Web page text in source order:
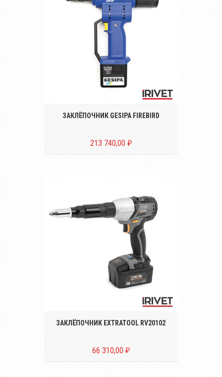
Аккумуляторный инструмент для
установки резьбовых заклёпок размером
ЗАКЛЁПОЧНИК GESIPA FIREBIRD
213 740,00 ₽
Беспроводной инструмент для
диаметром от Ø 2.4 до 4.8 mm
ЗАКЛЁПОЧНИК EXTRATOOL RV20102
66 310,00 ₽